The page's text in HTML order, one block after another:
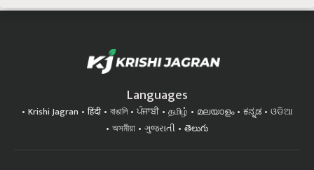
Languages
Krishi Jagran हिंदी বাঙালি ਪੰਜਾਬੀ தமிழ் മലയാളം ಕನ್ನಡ
ଓଡିଆ
অসমীয়া
ગુજરાતી తెలుగు